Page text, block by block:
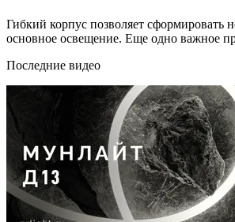
Гибкий корпус позволяет сформировать
основное освещение. Еще одно важное
Последние видео